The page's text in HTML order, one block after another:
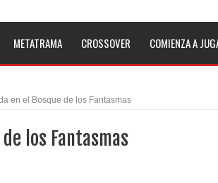
METATRAMA CROSSOVER COMIENZA A
en el Bosque de los Fantasmas
los Fantasmas